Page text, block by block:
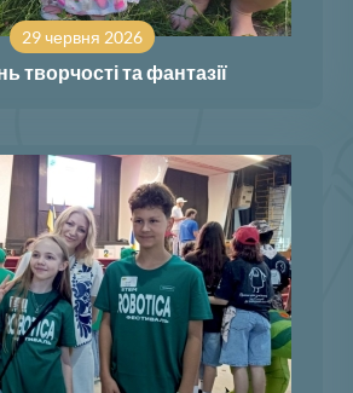
29 червня 2026
творчості та фантазії